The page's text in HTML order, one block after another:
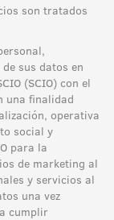
son tratados
sus datos en
(SCIO) con el
una finalidad
operativa
social y
para la
de marketing al
y servicios al
una vez
cumplir